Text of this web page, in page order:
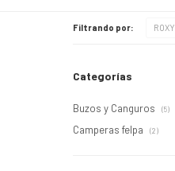
Filtrando por: ROXY
Categorías
Buzos y Canguros (5)
Camperas felpa (2)